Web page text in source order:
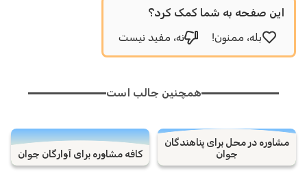
این صفحه به شما کمک کرد؟
بله، ممنون!
نه، مفید نیست
همچنین جالب است
مشاوره در محل برای پناهندگان
جوان
کافه مشاوره برای آوارگان جوان